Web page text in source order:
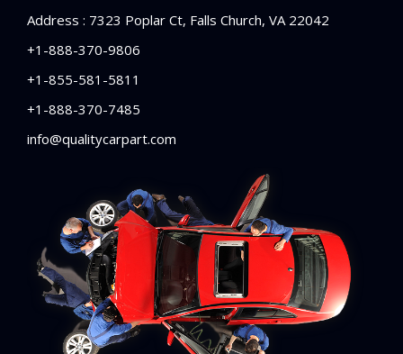
Address : 7323 Poplar Ct, Falls Church, VA 22042
+1-888-370-9806
+1-855-581-5811
+1-888-370-7485
info@qualitycarpart.com